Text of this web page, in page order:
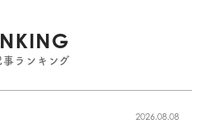
事ランキング
2026.08.08